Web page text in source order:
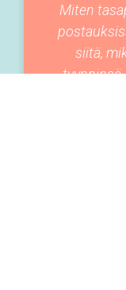
Miten
siitä,